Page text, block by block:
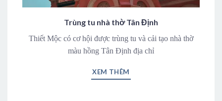
Trùng tu nhà thờ Tân Định
Thiết Mộc có cơ hội được trùng tu và cải tạo nhà thờ
màu hồng Tân Định địa chỉ
XEM THÊM